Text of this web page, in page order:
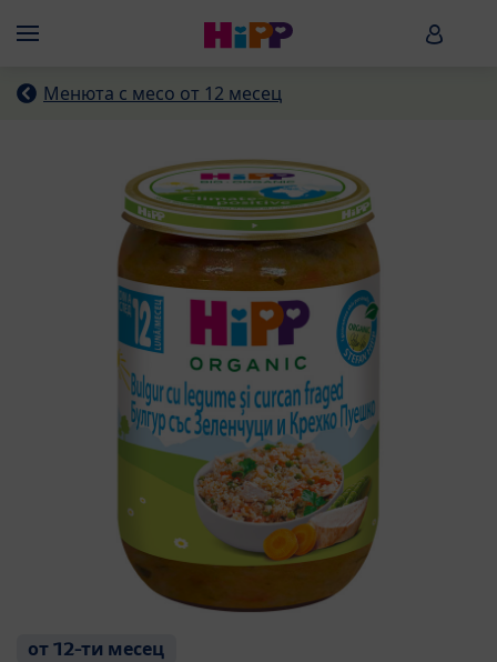
Menü HiPP
Менюта с месо от 12 месец
от 12-ти месец